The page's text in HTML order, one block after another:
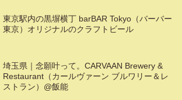
東京駅内の黒塀横丁 barBAR Tokyo（バーバー
東京）オリジナルのクラフトビール
埼玉県｜念願叶って。CARVAAN Brewery &
Restaurant（カールヴァーン ブルワリー＆レ
ストラン）@飯能